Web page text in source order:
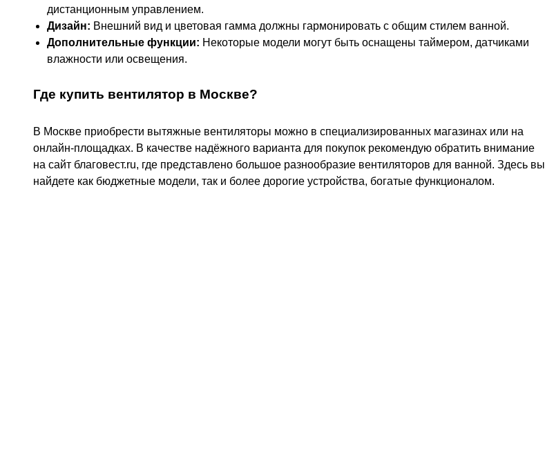
дистанционным управлением.
Дизайн: Внешний вид и цветовая гамма должны гармонировать с общим стилем ванной.
Дополнительные функции: Некоторые модели могут быть оснащены таймером, датчиками
влажности или освещения.
Где купить вентилятор в Москве?
В Москве приобрести вытяжные вентиляторы можно в специализированных магазинах или на
онлайн-площадках. В качестве надёжного варианта для покупок рекомендую обратить внимание
на сайт благовест.ru, где представлено большое разнообразие вентиляторов для ванной. Здесь вы
найдете как бюджетные модели, так и более дорогие устройства, богатые функционалом.